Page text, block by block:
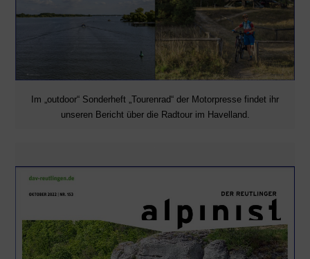
Im „outdoor“ Sonderheft „Tourenrad“ der Motorpresse findet ihr
unseren Bericht über die Radtour im Havelland.